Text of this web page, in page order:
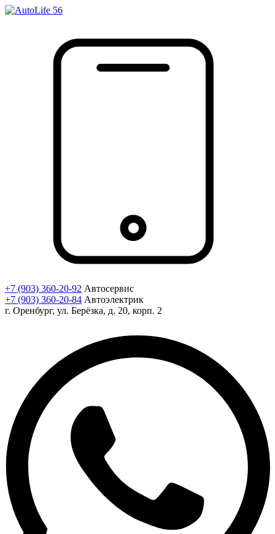
+7 (903) 360-20-92 Автосервис
+7 (903) 360-20-84 Автоэлектрик
г. Оренбург, ул. Берёзка, д. 20, корп. 2